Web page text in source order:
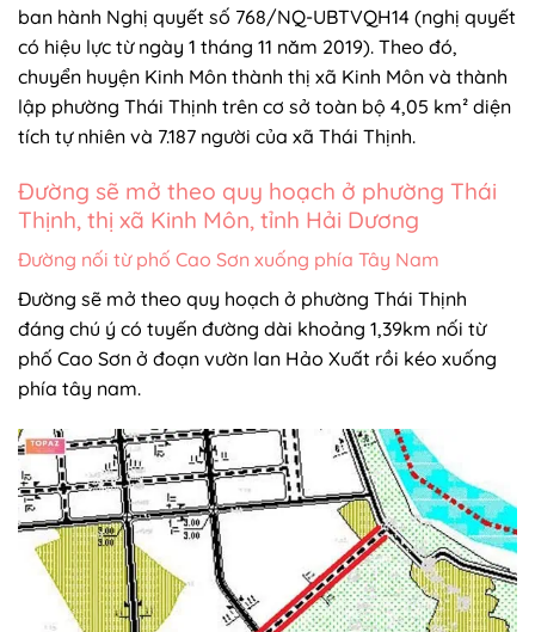
ban hành Nghị quyết số 768/NQ-UBTVQH14 (nghị quyết
có hiệu lực từ ngày 1 tháng 11 năm 2019). Theo đó,
chuyển huyện Kinh Môn thành thị xã Kinh Môn và thành
lập phường Thái Thịnh trên cơ sở toàn bộ 4,05 km² diện
tích tự nhiên và 7.187 người của xã Thái Thịnh.
Đường sẽ mở theo quy hoạch ở phường Thái
Thịnh, thị xã Kinh Môn, tỉnh Hải Dương
Đường nối từ phố Cao Sơn xuống phía Tây Nam
Đường sẽ mở theo quy hoạch ở phường Thái Thịnh
đáng chú ý có tuyến đường dài khoảng 1,39km nối từ
phố Cao Sơn ở đoạn vườn lan Hảo Xuất rồi kéo xuống
phía tây nam.